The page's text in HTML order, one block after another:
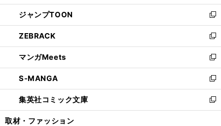
開
く
ウ
で
開
く
ン
ド
ウ
で
開
く
ウ
ィ
ン
ド
ウ
で
開
く
し
い
ウ
ィ
ン
ド
ウ
で
開
く
ジャンプTOON
新
し
い
ウ
ィ
ン
ド
ウ
で
開
ZEBRACK
新
し
い
ウ
ィ
ン
ド
ウ
マンガMeets
新
し
い
ウ
ィ
ン
S-MANGA
新
し
い
ウ
集英社コミック文庫
新
し
取材・ファッション